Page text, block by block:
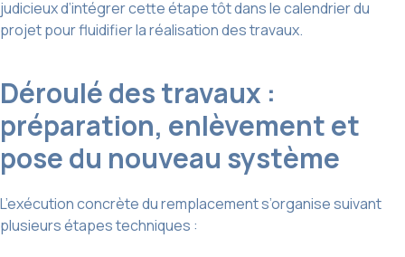
judicieux d’intégrer cette étape tôt dans le calendrier du
projet pour fluidifier la réalisation des travaux.
Déroulé des travaux :
préparation, enlèvement et
pose du nouveau système
L’exécution concrète du remplacement s’organise suivant
plusieurs étapes techniques :